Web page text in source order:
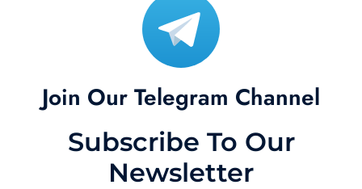
Join Our Telegram Channel
Subscribe To Our
Newsletter